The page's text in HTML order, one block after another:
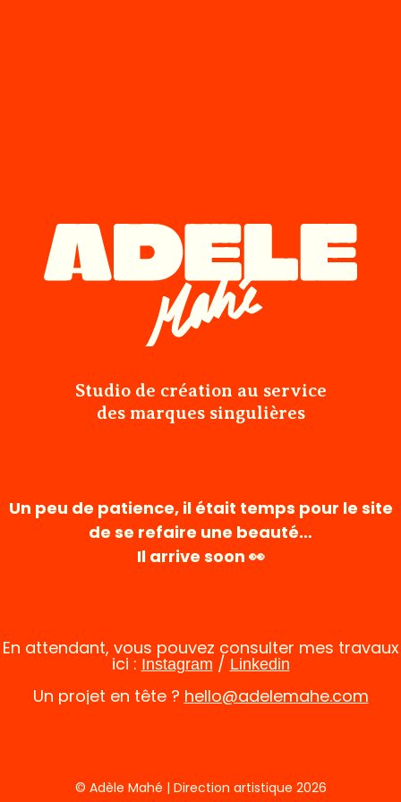
Studio de création au service
des marques singulières
Un peu de patience, il était temps pour le site
de se refaire une beauté…
Il arrive soon 👀
En attendant, vous pouvez consulter mes travaux
ici : Instagram / Linkedin
Un projet en tête ? hello@adelemahe.com
© Adèle Mahé | Direction artistique 2026